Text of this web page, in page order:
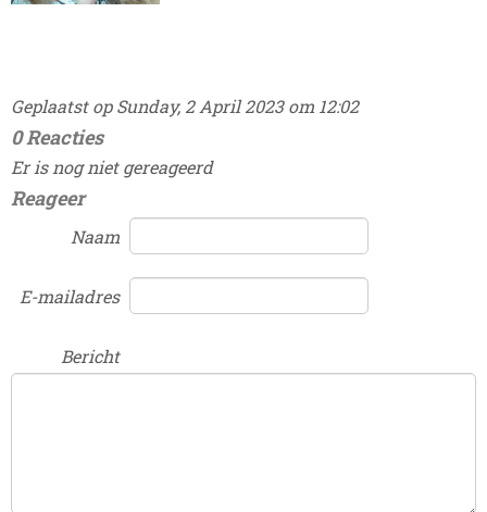
Geplaatst op Sunday, 2 April 2023 om 12:02
0 Reacties
Er is nog niet gereageerd
Reageer
Naam
E-mailadres
Bericht